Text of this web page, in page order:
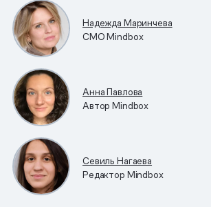
Надежда Маринчева
CMO Mindbox
Анна Павлова
Автор Mindbox
Севиль Нагаева
Редактор Mindbox